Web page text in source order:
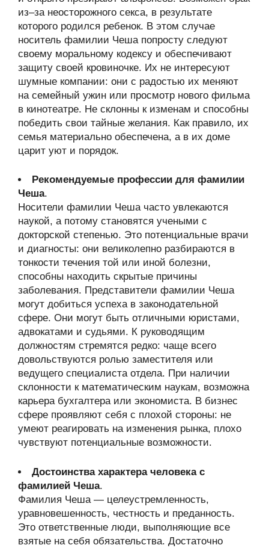
из–за неосторожного секса, в результате
которого родился ребенок. В этом случае
носитель фамилии Чеша попросту следуют
своему моральному кодексу и обеспечивают
защиту своей кровиночке. Их не интересуют
шумные компании: они с радостью их меняют
на семейный ужин или просмотр нового фильма
в кинотеатре. Не склонны к изменам и способны
победить свои тайные желания. Как правило, их
семья материально обеспечена, а в их доме
царит уют и порядок.
Рекомендуемые профессии для фамилии
Чеша.
Носители фамилии Чеша часто увлекаются
наукой, а потому становятся учеными с
докторской степенью. Это потенциальные врачи
и диагносты: они великолепно разбираются в
тонкости течения той или иной болезни,
способны находить скрытые причины
заболевания. Представители фамилии Чеша
могут добиться успеха в законодательной
сфере. Они могут быть отличными юристами,
адвокатами и судьями. К руководящим
должностям стремятся редко: чаще всего
довольствуются ролью заместителя или
ведущего специалиста отдела. При наличии
склонности к математическим наукам, возможна
карьера бухгалтера или экономиста. В бизнес
сфере проявляют себя с плохой стороны: не
умеют реагировать на изменения рынка, плохо
чувствуют потенциальные возможности.
Достоинства характера человека с
фамилией Чеша.
Фамилия Чеша — целеустремленность,
уравновешенность, честность и преданность.
Это ответственные люди, выполняющие все
взятые на себя обязательства. Достаточно